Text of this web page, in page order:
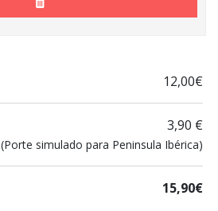
12,00€
3,90 €
(Porte simulado para Peninsula Ibérica)
15,90€